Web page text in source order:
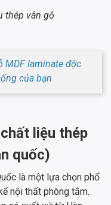
thép vân gỗ
MDF laminate độc
của bạn
liệu thép
quốc)
là một lựa chọn phổ
nội thất phòng tắm.